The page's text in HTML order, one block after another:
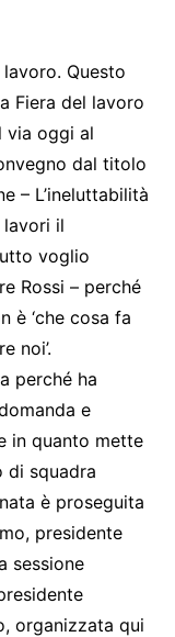
Questo
Fiera del lavoro
via oggi al
dal titolo
– L’ineluttabilità
lavori il
voglio
Rossi – perché
è ‘che cosa fa
noi’.
perché ha
e
in quanto mette
di squadra
è proseguita
presidente
sessione
organizzata qui